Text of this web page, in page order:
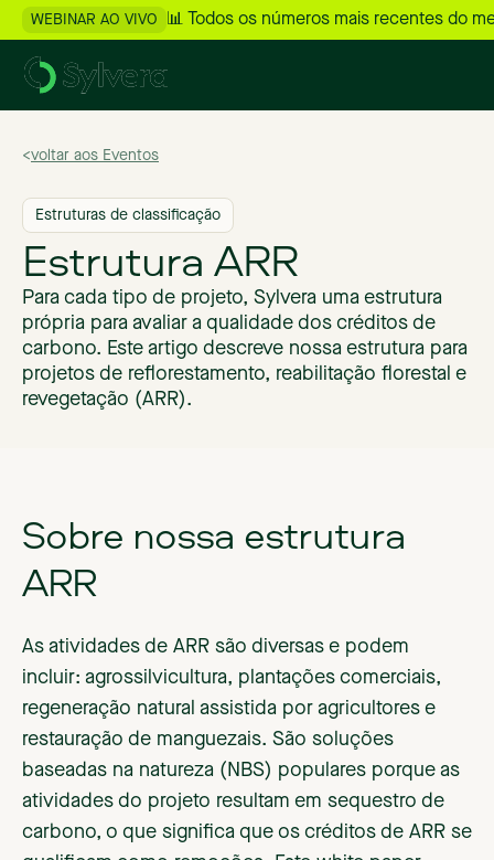
WEBINAR AO VIVO 📊 Todos os números mais recentes do
>voltar aos Eventos
Estruturas de classificação
Estrutura ARR
Para cada tipo de projeto, Sylvera uma estrutura
própria para avaliar a qualidade dos créditos de
carbono. Este artigo descreve nossa estrutura para
projetos de reflorestamento, reabilitação florestal e
revegetação (ARR).
Sobre nossa estrutura
ARR
As atividades de ARR são diversas e podem
incluir: agrossilvicultura, plantações comerciais,
regeneração natural assistida por agricultores e
restauração de manguezais. São soluções
baseadas na natureza (NBS) populares porque as
atividades do projeto resultam em sequestro de
carbono, o que significa que os créditos de ARR se